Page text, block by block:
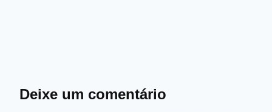
Deixe um comentário